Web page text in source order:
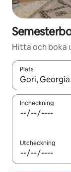
Hitta och boka
Plats
När resultaten
Incheckning
Utcheckning